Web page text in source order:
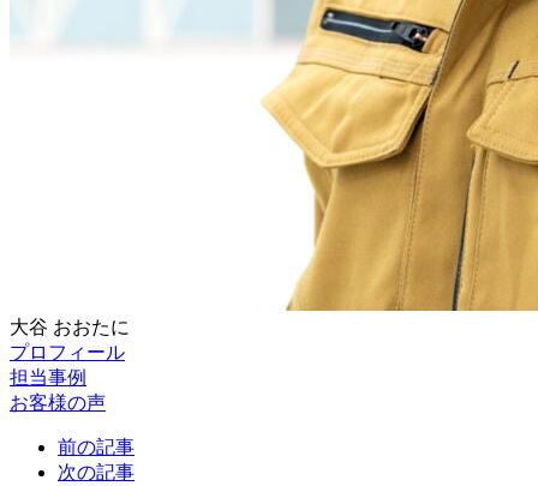
大谷 おおたに
プロフィール
担当事例
お客様の声
前の記事
次の記事